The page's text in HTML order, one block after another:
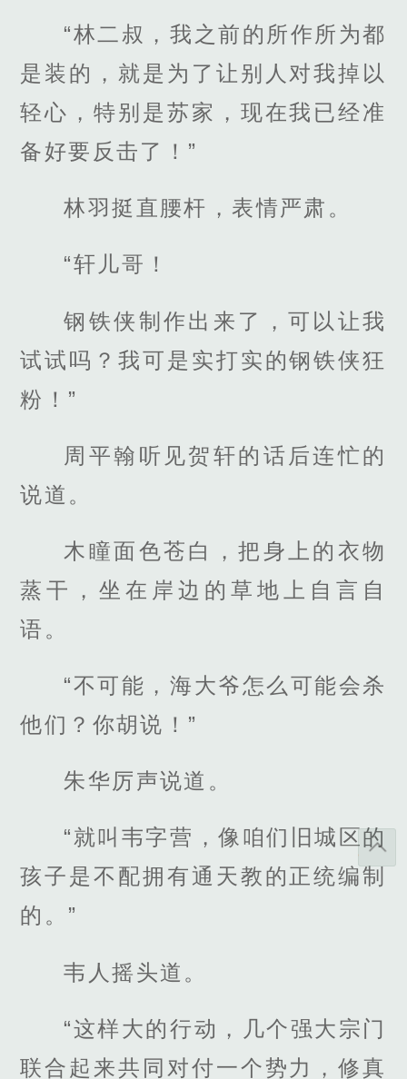
“林二叔，我之前的所作所为都
是装的，就是为了让别人对我掉以
轻心，特别是苏家，现在我已经准
备好要反击了！”
林羽挺直腰杆，表情严肃。
“轩儿哥！
钢铁侠制作出来了，可以让我
试试吗？我可是实打实的钢铁侠狂
粉！”
周平翰听见贺轩的话后连忙的
说道。
木瞳面色苍白，把身上的衣物
蒸干，坐在岸边的草地上自言自
语。
“不可能，海大爷怎么可能会杀
他们？你胡说！”
朱华厉声说道。
“就叫韦字营，像咱们旧城区的
孩子是不配拥有通天教的正统编制
的。”
韦人摇头道。
“这样大的行动，几个强大宗门
联合起来共同对付一个势力，修真